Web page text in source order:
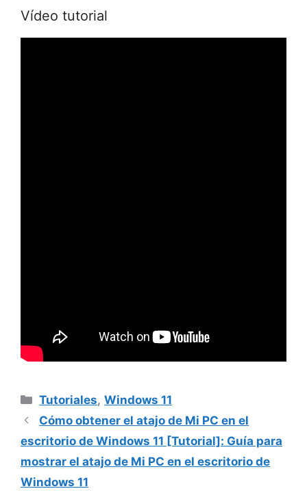
Vídeo tutorial
Categorías
Tutoriales,Windows 11
Cómo obtener el atajo de Mi PC en el
escritorio de Windows 11 [Tutorial]: Guía para
mostrar el atajo de Mi PC en el escritorio de
Windows 11